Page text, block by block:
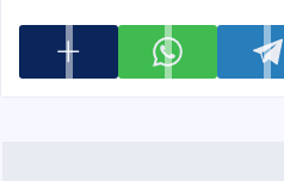
شارك على telegram شارك على whatsapp عرض